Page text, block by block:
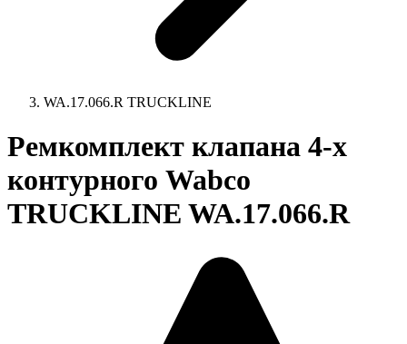
WA.17.066.R TRUCKLINE
Ремкомплект клапана 4-х
контурного Wabco
TRUCKLINE WA.17.066.R